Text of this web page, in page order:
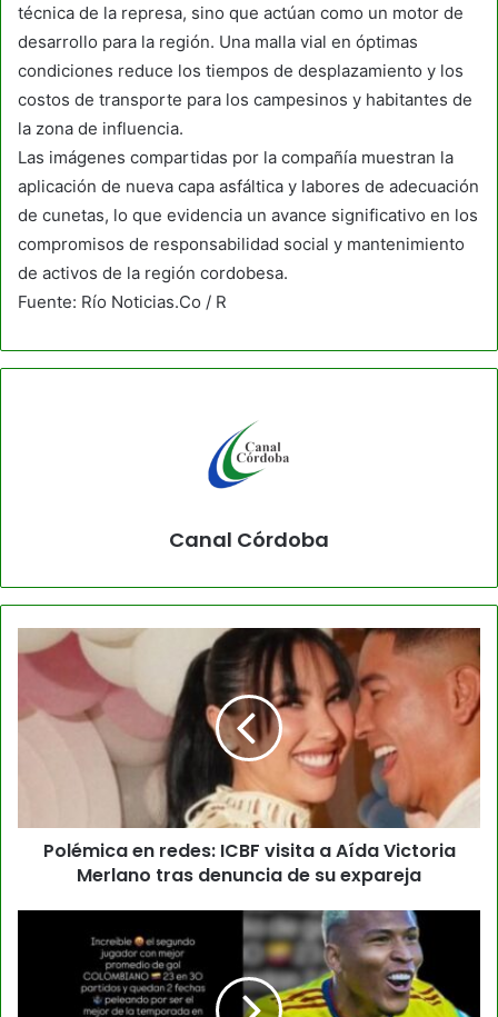
técnica de la represa, sino que actúan como un motor de
desarrollo para la región. Una malla vial en óptimas
condiciones reduce los tiempos de desplazamiento y los
costos de transporte para los campesinos y habitantes de
la zona de influencia.
Las imágenes compartidas por la compañía muestran la
aplicación de nueva capa asfáltica y labores de adecuación
de cunetas, lo que evidencia un avance significativo en los
compromisos de responsabilidad social y mantenimiento
de activos de la región cordobesa.
Fuente: Río Noticias.Co / R
Canal Córdoba
Polémica en redes: ICBF visita a Aída Victoria
Merlano tras denuncia de su expareja